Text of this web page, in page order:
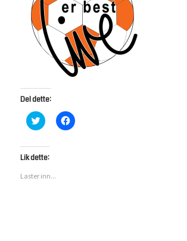
Del dette:
Klikk
for
på
Twitter(åpnes
en
ny
Klikk
for
Lik dette:
Laster inn...